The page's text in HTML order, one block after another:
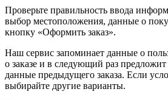
Проверьте правильность ввода
выбор местоположения, данные о
кнопку «Оформить заказ».
Наш сервис запоминает данные о
о заказе и в следующий раз
данные предыдущего заказа. Если
выбирайте другие варианты.